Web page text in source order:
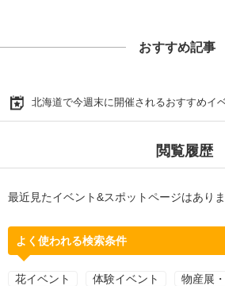
おすすめ記事
北海道で今週末に開催されるおすすめイ
閲覧履歴
最近見たイベント&スポットページはありま
よく使われる検索条件
花イベント 体験イベント 物産展